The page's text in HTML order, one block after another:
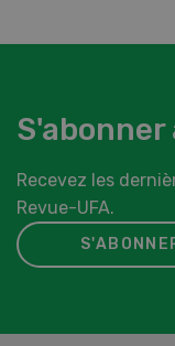
Recevez les
Revue-UFA.